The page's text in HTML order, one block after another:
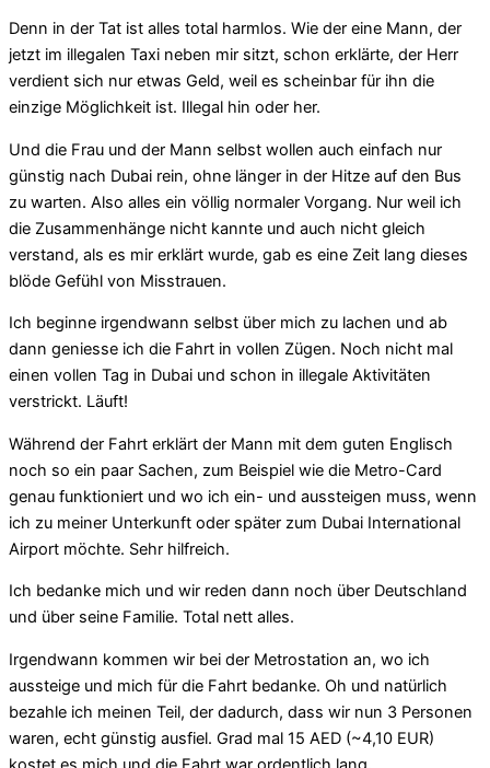
Denn in der Tat ist alles total harmlos. Wie der eine Mann, der
jetzt im illegalen Taxi neben mir sitzt, schon erklärte, der Herr
verdient sich nur etwas Geld, weil es scheinbar für ihn die
einzige Möglichkeit ist. Illegal hin oder her.
Und die Frau und der Mann selbst wollen auch einfach nur
günstig nach Dubai rein, ohne länger in der Hitze auf den Bus
zu warten. Also alles ein völlig normaler Vorgang. Nur weil ich
die Zusammenhänge nicht kannte und auch nicht gleich
verstand, als es mir erklärt wurde, gab es eine Zeit lang dieses
blöde Gefühl von Misstrauen.
Ich beginne irgendwann selbst über mich zu lachen und ab
dann geniesse ich die Fahrt in vollen Zügen. Noch nicht mal
einen vollen Tag in Dubai und schon in illegale Aktivitäten
verstrickt. Läuft!
Während der Fahrt erklärt der Mann mit dem guten Englisch
noch so ein paar Sachen, zum Beispiel wie die Metro-Card
genau funktioniert und wo ich ein- und aussteigen muss, wenn
ich zu meiner Unterkunft oder später zum Dubai International
Airport möchte. Sehr hilfreich.
Ich bedanke mich und wir reden dann noch über Deutschland
und über seine Familie. Total nett alles.
Irgendwann kommen wir bei der Metrostation an, wo ich
aussteige und mich für die Fahrt bedanke. Oh und natürlich
bezahle ich meinen Teil, der dadurch, dass wir nun 3 Personen
waren, echt günstig ausfiel. Grad mal 15 AED (~4,10 EUR)